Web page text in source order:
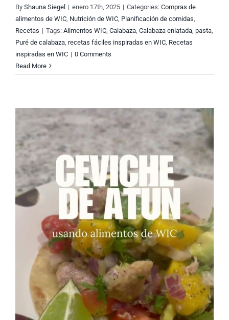
By Shauna Siegel | enero 17th, 2025 | Categories: Compras de
alimentos de WIC Nutrición de WIC Planificación de comidas
Recetas | Tags: Alimentos WIC Calabaza Calabaza enlatada pasta
Puré de calabaza recetas fáciles inspiradas en WIC Recetas
inspiradas en WIC | 0 Comments
Read More